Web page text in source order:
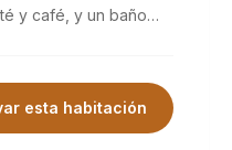
y café, y un baño
esta habitación